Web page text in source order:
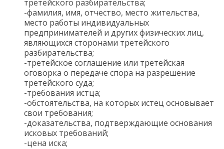
третейского разбирательства;
-фамилия, имя, отчество, место жительства,
место работы индивидуальных
предпринимателей и других физических лиц,
являющихся сторонами третейского
разбирательства;
-третейское соглашение или третейская
оговорка о передаче спора на разрешение
третейского суда;
-требования истца;
-обстоятельства, на которых истец основывает
свои требования;
-доказательства, подтверждающие основания
исковых требований;
-цена иска;